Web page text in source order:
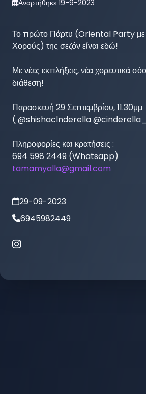
Αναρτήθηκε 19-9-2023
Το πρώτο Πάρτυ (Oriental Party με
Χορούς) της σεζόν είναι εδώ!
Με νέες εκπλήξεις, νέα χορευτικά
διάθεση!
Παρασκευή 29 Σεπτεμβρίου, 11.30μμ
( @shishaclnderella
Πληροφορίες και κρατήσεις :
tamamyalla@gmail.com
29-09-2023
6945982449